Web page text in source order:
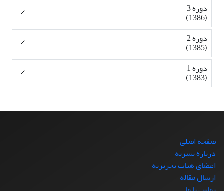
دوره 3
(1386)
دوره 2
(1385)
دوره 1
(1383)
صفحه اصلی
درباره نشریه
اعضای هیات تحریریه
ارسال مقاله